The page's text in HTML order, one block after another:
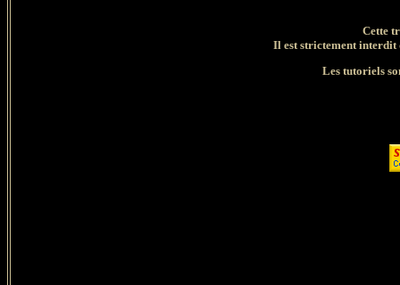
Cette
Il est strictement interdit
Les tutoriels